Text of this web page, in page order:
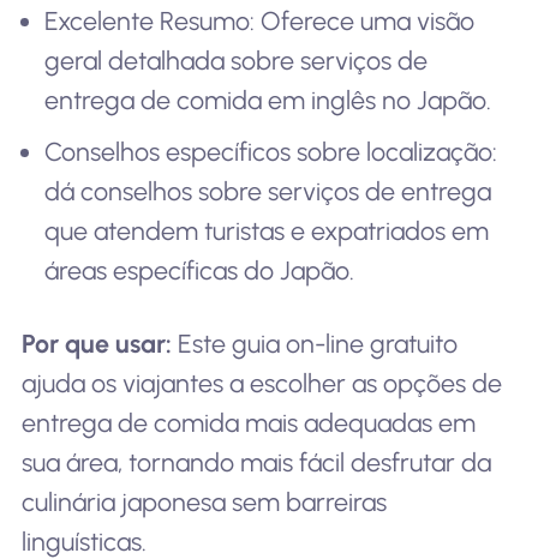
Excelente Resumo: Oferece uma visão
geral detalhada sobre serviços de
entrega de comida em inglês no Japão.
Conselhos específicos sobre localização:
dá conselhos sobre serviços de entrega
que atendem turistas e expatriados em
áreas específicas do Japão.
Por que usar: Este guia on-line gratuito
ajuda os viajantes a escolher as opções de
entrega de comida mais adequadas em
sua área, tornando mais fácil desfrutar da
culinária japonesa sem barreiras
linguísticas.